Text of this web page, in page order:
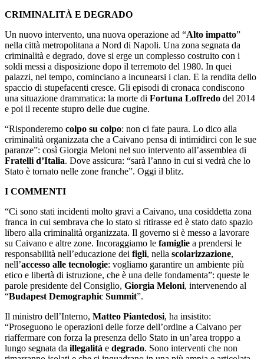
CRIMINALITÀ E DEGRADO
Un nuovo intervento, una nuova operazione ad “Alto impatto”
nella città metropolitana a Nord di Napoli. Una zona segnata da
criminalità e degrado, dove si erge un complesso costruito con i
soldi messi a disposizione dopo il terremoto del 1980. In quei
palazzi, nel tempo, cominciano a incunearsi i clan. E la rendita dello
spaccio di stupefacenti cresce. Gli episodi di cronaca condiscono
una situazione drammatica: la morte di Fortuna Loffredo del 2014
e poi il recente stupro delle due cugine.
“Risponderemo colpo su colpo: non ci fate paura. Lo dico alla
criminalità organizzata che a Caivano pensa di intimidirci con le sue
paranze”: così Giorgia Meloni nel suo intervento all’assemblea di
Fratelli d’Italia. Dove assicura: “sarà l’anno in cui si vedrà che lo
Stato è tornato nelle zone franche”. Oggi il blitz.
I COMMENTI
“Ci sono stati incidenti molto gravi a Caivano, una cosiddetta zona
franca in cui sembrava che lo stato si ritirasse ed è stato dato spazio
libero alla criminalità organizzata. Il governo si è messo a lavorare
su Caivano e altre zone. Incoraggiamo le famiglie a prendersi le
responsabilità nell’educazione dei figli, nella scolarizzazione,
nell’accesso alle tecnologie: vogliamo garantire un ambiente più
etico e libertà di istruzione, che è una delle fondamenta”: queste le
parole presidente del Consiglio, Giorgia Meloni, intervenendo al
“Budapest Demographic Summit”.
Il ministro dell’Interno, Matteo Piantedosi, ha insistito:
“Proseguono le operazioni delle forze dell’ordine a Caivano per
riaffermare con forza la presenza dello Stato in un’area troppo a
lungo segnata da illegalità e degrado. Sono interventi che non